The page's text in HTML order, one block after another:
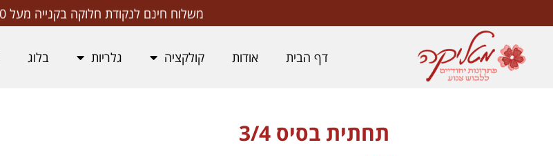
משלוח חינם לנקודת חלוקה בקנייה מעל ₪250
דף הבית אודות קולקציה גלריות בלוג
תחתית בסיס 3/4